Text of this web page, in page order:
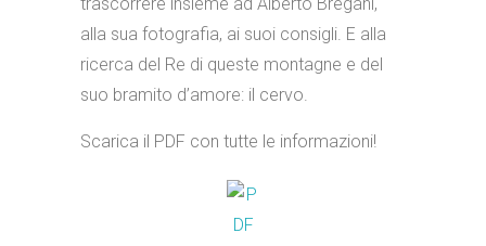
alla sua fotografia, ai suoi consigli. E alla
ricerca del Re di queste montagne e del
suo bramito d’amore: il cervo.
Scarica il PDF con tutte le informazioni!